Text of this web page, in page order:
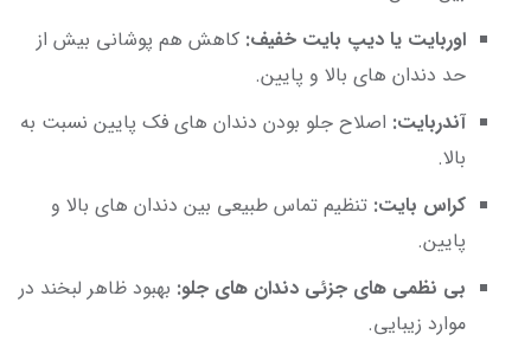
اوربایت یا دیپ بایت خفیف: کاهش هم پوشانی بیش از
حد دندان های بالا و پایین.
آندربایت: اصلاح جلو بودن دندان های فک پایین نسبت به
بالا.
کراس بایت: تنظیم تماس طبیعی بین دندان های بالا و
پایین.
بی نظمی های جزئی دندان های جلو: بهبود ظاهر لبخند در
موارد زیبایی.